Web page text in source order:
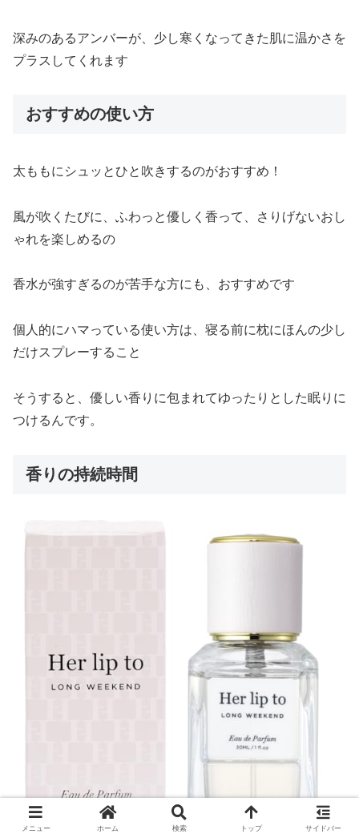
深みのあるアンバーが、少し寒くなってきた肌に温かさを
プラスしてくれます
おすすめの使い方
太ももにシュッとひと吹きするのがおすすめ！
風が吹くたびに、ふわっと優しく香って、さりげないおし
ゃれを楽しめるの
香水が強すぎるのが苦手な方にも、おすすめです
個人的にハマっている使い方は、寝る前に枕にほんの少し
だけスプレーすること
そうすると、優しい香りに包まれてゆったりとした眠りに
つけるんです。
香りの持続時間
メニュー ホーム 検索 トップ サイドバー